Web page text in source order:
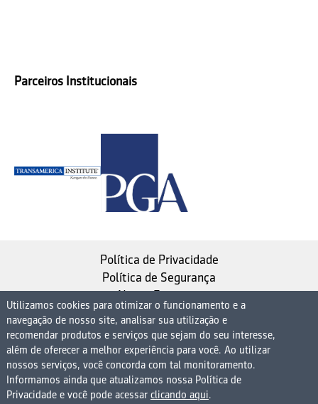
Parceiros Institucionais
Política de Privacidade
Política de Segurança
Nosso Estatuto
Instituto de Longevidade MAG, uma empresa do
Grupo MAG
| CNPJ 08.474.765/0001-75
Avenida Presidente Juscelino Kubitschek, 1830, 15º
Utilizamos cookies para otimizar o funcionamento e a
navegação de nosso site, analisar sua utilização e
recomendar produtos e serviços que sejam do seu interesse,
além de oferecer a melhor experiência para você. Ao utilizar
nossos serviços, você concorda com tal monitoramento.
Informamos ainda que atualizamos nossa Política de
Privacidade e você pode acessar clicando aqui.